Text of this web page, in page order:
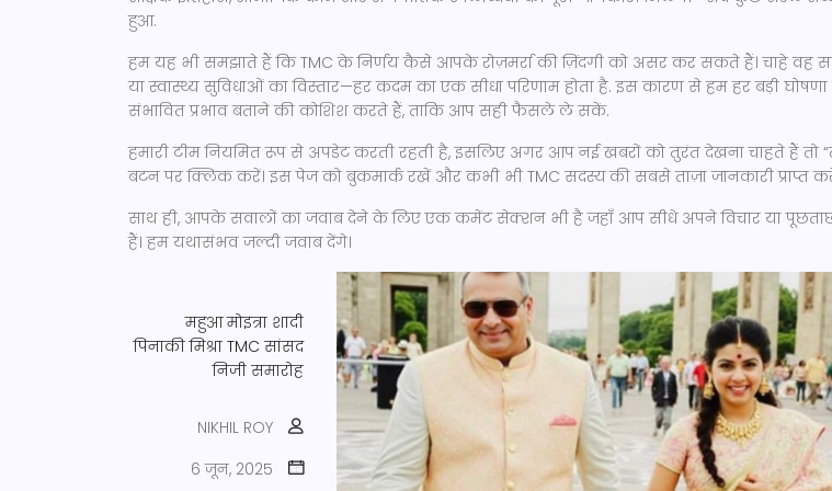
हुआ.
हम यह भी समझाते हैं कि TMC के निर्णय कैसे आपके रोज़मर्रा की ज़िंदगी को असर कर सकते हैं। चाहे वह
या स्वास्थ्य सुविधाओं का विस्तार—हर कदम का एक सीधा परिणाम होता है. इस कारण से हम हर बड़ी
संभावित प्रभाव बताने की कोशिश करते हैं, ताकि आप सही फैसले ले सकें.
हमारी टीम नियमित रूप से अपडेट करती रहती है, इसलिए अगर आप नई खबरों को तुरंत देखना चाहते हैं तो
बटन पर क्लिक करें। इस पेज को बुकमार्क रखें और कभी भी TMC सदस्य की सबसे ताज़ा जानकारी प्राप्त
साथ ही, आपके सवालों का जवाब देने के लिए एक कमेंट सेक्शन भी है जहाँ आप सीधे अपने विचार या
हैं। हम यथासंभव जल्दी जवाब देंगे।
महुआ मोइत्रा शादी
पिनाकी मिश्रा TMC सांसद
निजी समारोह
NIKHIL ROY
6 जून, 2025